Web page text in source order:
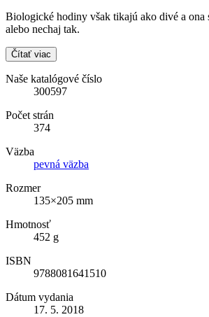
Biologické hodiny však tikajú ako divé a
alebo nechaj tak.
Čítať viac
Naše katalógové číslo
300597
Počet strán
374
Väzba
pevná väzba
Rozmer
135×205 mm
Hmotnosť
452 g
ISBN
9788081641510
Dátum vydania
17. 5. 2018